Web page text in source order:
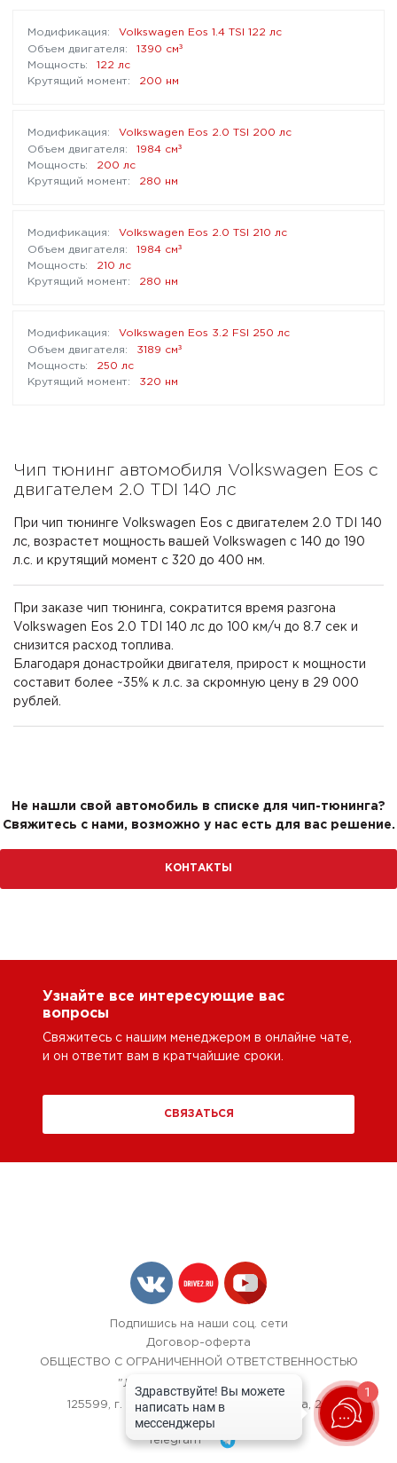
Volkswagen Eos 1.4 TSI 122 лс
1390 см³
122 лс
200 нм
Volkswagen Eos 2.0 TSI 200 лс
1984 см³
200 лс
280 нм
Volkswagen Eos 2.0 TSI 210 лс
1984 см³
210 лс
280 нм
Volkswagen Eos 3.2 FSI 250 лс
3189 см³
250 лс
320 нм
Чип тюнинг автомобиля Volkswagen Eos с
двигателем 2.0 TDI 140 лс
При чип тюнинге Volkswagen Eos с двигателем 2.0 TDI 140
лс, возрастет мощность вашей Volkswagen с 140 до 190
л.с. и крутящий момент с 320 до 400 нм.
При заказе чип тюнинга, сократится время разгона
Volkswagen Eos 2.0 TDI 140 лс до 100 км/ч до 8.7 сек и
снизится расход топлива.
Благодаря донастройки двигателя, прирост к мощности
составит более ~35% к л.с. за скромную цену в 29 000
рублей.
Не нашли свой автомобиль в списке для чип-тюнинга?
Свяжитесь с нами, возможно у нас есть для вас решение.
КОНТАКТЫ
Узнайте все интересующие вас
вопросы
Свяжитесь с нашим менеджером в онлайне чате,
и он ответит вам в кратчайшие сроки.
СВЯЗАТЬСЯ
Подпишись на наши соц. сети
Договор-оферта
ОБЩЕСТВО С ОГРАНИЧЕННОЙ ОТВЕТСТВЕННОСТЬЮ
"ЛОК БОКС АВТОСЕРВИС",
125599, г. Москва, улица Красная Сосна, 24
+7 (967) 242-40-72
Telegram
1